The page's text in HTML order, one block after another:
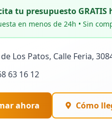
tu presupuesto GRATIS
en menos de 24h • Sin
Los Patos, Calle Feria,
63 16 12
ahora Cómo